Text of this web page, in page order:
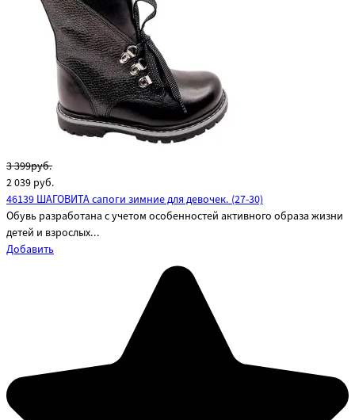
3 399руб.
2 039 руб.
46139 ШАГОВИТА сапоги зимние для девочек. (27-30)
Обувь разработана с учетом особенностей активного образа жизни
детей и взрослых...
Добавить